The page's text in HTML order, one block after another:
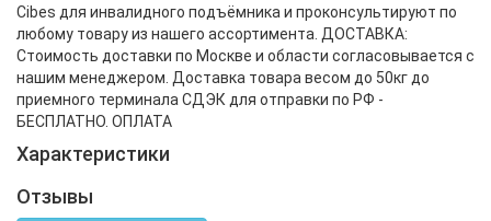
Cibes для инвалидного подъёмника и проконсультируют по
любому товару из нашего ассортимента. ДОСТАВКА:
Стоимость доставки по Москве и области согласовывается с
нашим менеджером. Доставка товара весом до 50кг до
приемного терминала СДЭК для отправки по РФ -
БЕСПЛАТНО. ОПЛАТА
Характеристики
Отзывы